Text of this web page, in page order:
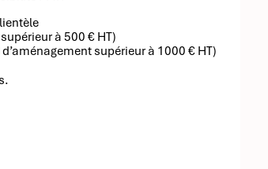
à 500 € HT)
supérieur à 1000 € HT)